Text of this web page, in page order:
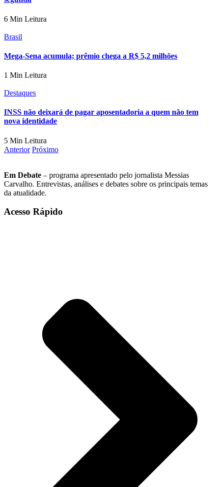
6 Min Leitura
Brasil
Mega-Sena acumula; prêmio chega a R$ 5,2 milhões
1 Min Leitura
Destaques
INSS não deixará de pagar aposentadoria a quem não tem
nova identidade
5 Min Leitura
Anterior Próximo
Em Debate – programa apresentado pelo jornalista Messias
Carvalho. Entrevistas, análises e debates sobre os principais temas
da atualidade.
Acesso Rápido